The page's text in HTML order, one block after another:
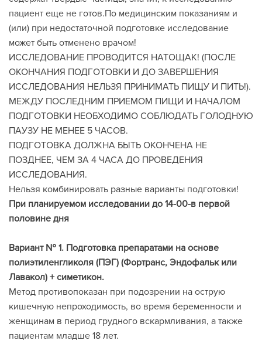
пациент еще не готов.По медицинским показаниям и
(или) при недостаточной подготовке исследование
может быть отменено врачом!
ИССЛЕДОВАНИЕ ПРОВОДИТСЯ НАТОЩАК! (ПОСЛЕ
ОКОНЧАНИЯ ПОДГОТОВКИ И ДО ЗАВЕРШЕНИЯ
ИССЛЕДОВАНИЯ НЕЛЬЗЯ ПРИНИМАТЬ ПИЩУ И ПИТЬ!).
МЕЖДУ ПОСЛЕДНИМ ПРИЕМОМ ПИЩИ И НАЧАЛОМ
ПОДГОТОВКИ НЕОБХОДИМО СОБЛЮДАТЬ ГОЛОДНУЮ
ПАУЗУ НЕ МЕНЕЕ 5 ЧАСОВ.
ПОДГОТОВКА ДОЛЖНА БЫТЬ ОКОНЧЕНА НЕ
ПОЗДНЕЕ, ЧЕМ ЗА 4 ЧАСА ДО ПРОВЕДЕНИЯ
ИССЛЕДОВАНИЯ.
Нельзя комбинировать разные варианты подготовки!
При планируемом исследовании до 14-00-в первой
половине дня
Вариант № 1. Подготовка препаратами на основе
полиэтиленгликоля (ПЭГ) (Фортранс, Эндофальк или
Лавакол) + симетикон.
Метод противопоказан при подозрении на острую
кишечную непроходимость, во время беременности и
женщинам в период грудного вскармливания, а также
пациентам младше 18 лет.